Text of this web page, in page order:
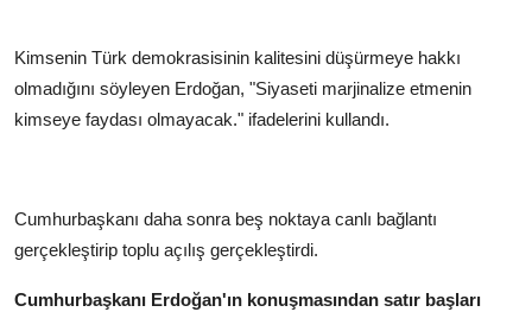
Kimsenin Türk demokrasisinin kalitesini düşürmeye hakkı
olmadığını söyleyen Erdoğan, "Siyaseti marjinalize etmenin
kimseye faydası olmayacak." ifadelerini kullandı.
Cumhurbaşkanı daha sonra beş noktaya canlı bağlantı
gerçekleştirip toplu açılış gerçekleştirdi.
Cumhurbaşkanı Erdoğan'ın konuşmasından satır başları